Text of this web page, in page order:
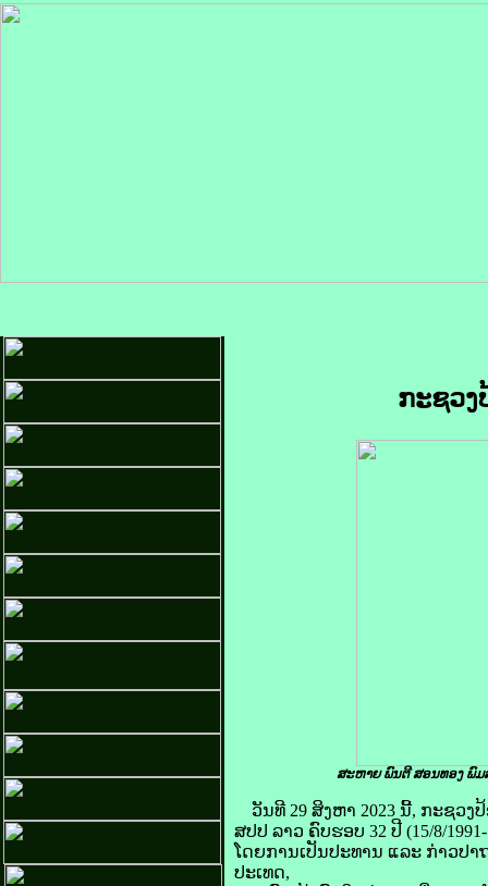
ກະຊວງ
ສະຫາຍ ພົນຕີ ສອນທອງ ພົມ
ວັນທີ 29 ສິງຫາ 2023 ນີ້, ກະຊວ
ສປປ ລາວ ຄົບຮອບ 32 ປີ (15/8/
ໂດຍການເປັນປະທານ ແລະ ກ່າວປ
ປະເທດ,